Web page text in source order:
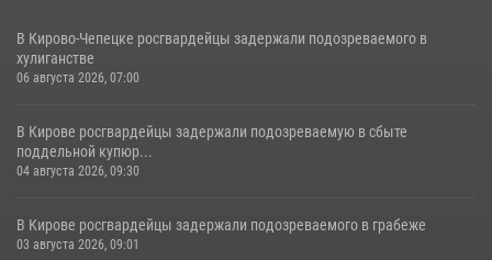
В Кирово-Чепецке росгвардейцы задержали подозреваемого в
хулиганстве
06 августа 2026, 07:00
В Кирове росгвардейцы задержали подозреваемую в сбыте
поддельной купюр...
04 августа 2026, 09:30
В Кирове росгвардейцы задержали подозреваемого в грабеже
03 августа 2026, 09:01